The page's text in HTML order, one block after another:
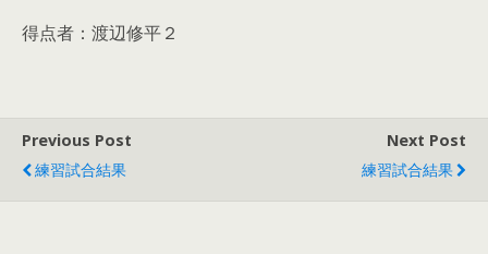
得点者：渡辺修平２
Previous Post
練習試合結果
Next Post
練習試合結果